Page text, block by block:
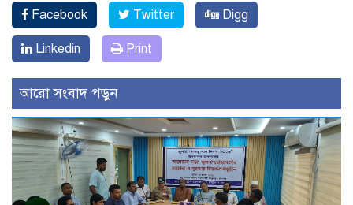
Facebook Twitter Digg
Linkedin Print
আরো সংবাদ পড়ুন